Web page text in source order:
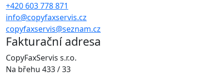
+420 603 778 871
info@copyfaxservis.cz
copyfaxservis@seznam.cz
Fakturační adresa
CopyFaxServis s.r.o.
Na břehu 433 / 33